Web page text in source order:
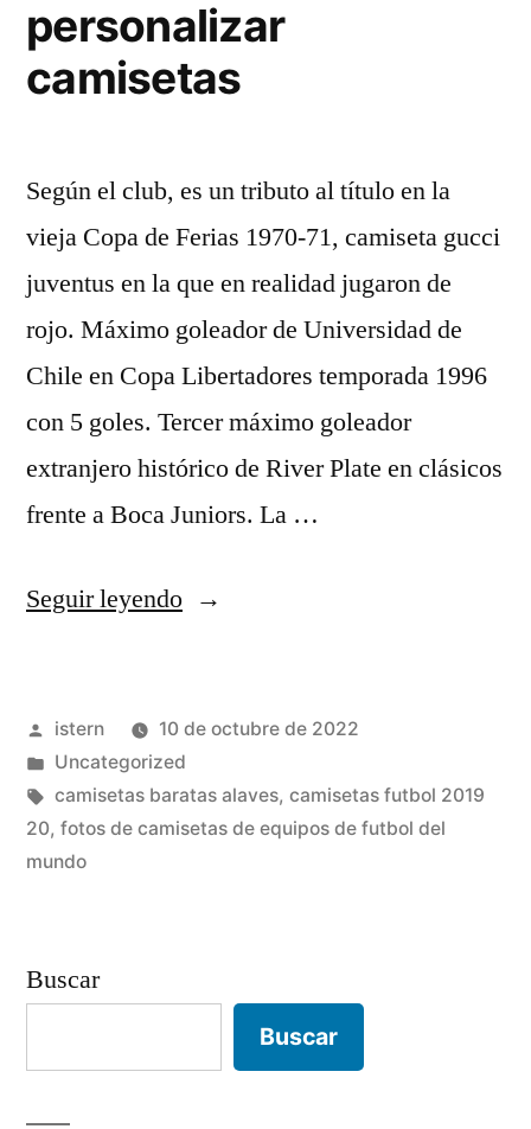
personalizar
camisetas
Según el club, es un tributo al título en la
vieja Copa de Ferias 1970-71, camiseta gucci
juventus en la que en realidad jugaron de
rojo. Máximo goleador de Universidad de
Chile en Copa Libertadores temporada 1996
con 5 goles. Tercer máximo goleador
extranjero histórico de River Plate en clásicos
frente a Boca Juniors. La …
Seguir leyendo«futbol
camisetas»
Publicado
por
istern
10 de octubre de 2022
Publicado
en
Uncategorized
Etiquetas:
camisetas baratas alaves, camisetas futbol 2019
20, fotos de camisetas de equipos de futbol del
mundo
Buscar
Buscar